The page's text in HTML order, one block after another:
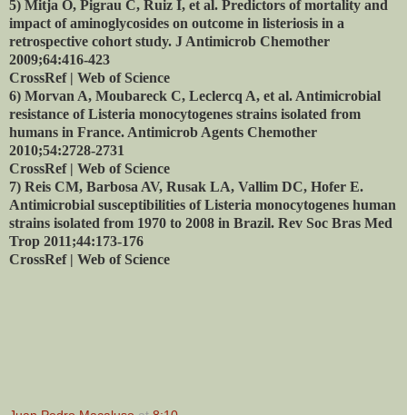
5) Mitja O, Pigrau C, Ruiz I, et al. Predictors of mortality and
impact of aminoglycosides on outcome in listeriosis in a
retrospective cohort study. J Antimicrob Chemother
2009;64:416-423
CrossRef | Web of Science
6) Morvan A, Moubareck C, Leclercq A, et al. Antimicrobial
resistance of Listeria monocytogenes strains isolated from
humans in France. Antimicrob Agents Chemother
2010;54:2728-2731
CrossRef | Web of Science
7) Reis CM, Barbosa AV, Rusak LA, Vallim DC, Hofer E.
Antimicrobial susceptibilities of Listeria monocytogenes human
strains isolated from 1970 to 2008 in Brazil. Rev Soc Bras Med
Trop 2011;44:173-176
CrossRef | Web of Science